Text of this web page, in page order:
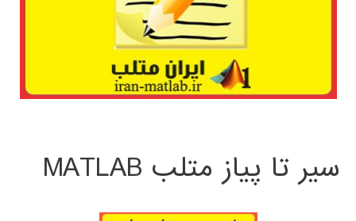
سیر تا پیاز متلب MATLAB